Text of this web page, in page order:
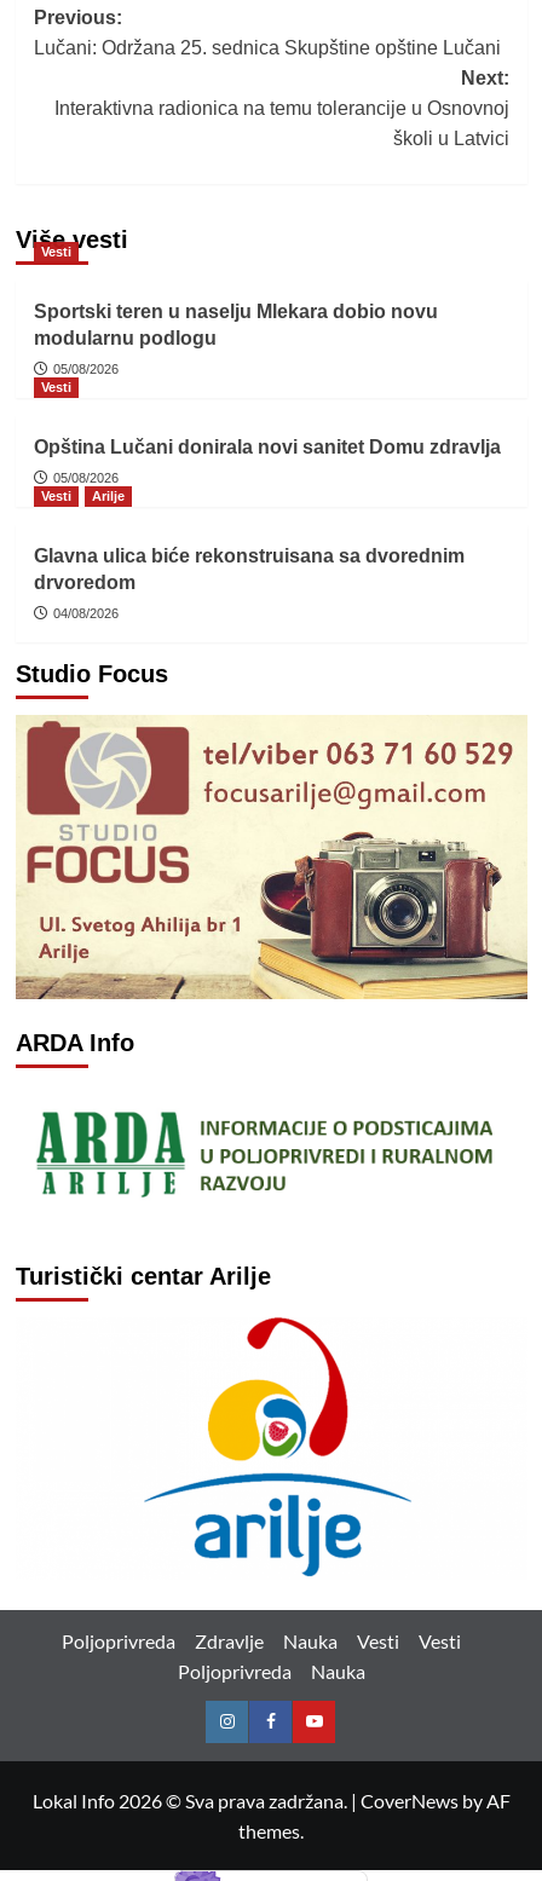
Post
navigation
Previous:
Lučani: Održana 25. sednica Skupštine opštine Lučani
Next:
Interaktivna radionica na temu tolerancije u Osnovnoj
školi u Latvici
Više vesti
Vesti
Sportski teren u naselju Mlekara dobio novu
modularnu podlogu
05/08/2026
Vesti
Opština Lučani donirala novi sanitet Domu zdravlja
05/08/2026
Vesti
Arilje
Glavna ulica biće rekonstruisana sa dvorednim
drvoredom
04/08/2026
Studio Focus
ARDA Info
Turistički centar Arilje
Poljoprivreda Zdravlje Nauka Vesti
Vesti
Poljoprivreda
Nauka
InstagramFacebookYoutube
Lokal Info 2026 © Sva prava zadržana. | CoverNewsby AF
themes.